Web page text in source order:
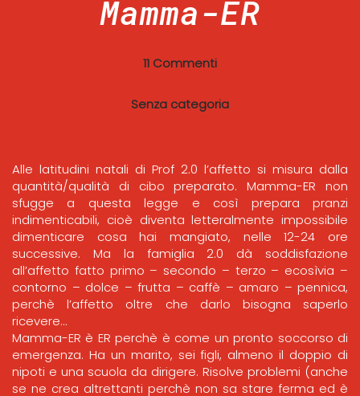
Mamma-ER
11 Commenti
Senza categoria
Alle latitudini natali di Prof 2.0 l’affetto si misura dalla
quantità/qualità di cibo preparato. Mamma-ER non
sfugge a questa legge e così prepara pranzi
indimenticabili, cioè diventa letteralmente impossibile
dimenticare cosa hai mangiato, nelle 12-24 ore
successive. Ma la famiglia 2.0 dà soddisfazione
all’affetto fatto primo – secondo – terzo – ecosìvia –
contorno – dolce – frutta – caffè – amaro – pennica,
perchè l’affetto oltre che darlo bisogna saperlo
ricevere…
Mamma-ER è ER perchè è come un pronto soccorso di
emergenza. Ha un marito, sei figli, almeno il doppio di
nipoti e una scuola da dirigere. Risolve problemi (anche
se ne crea altrettanti perchè non sa stare ferma ed è